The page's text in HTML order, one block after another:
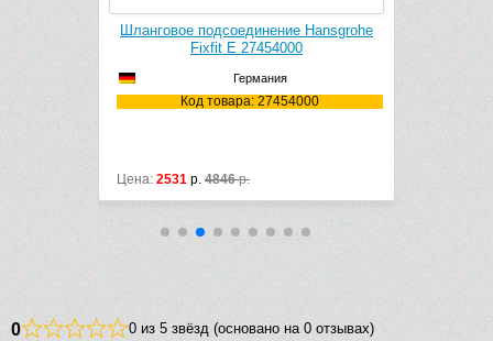
Шланговое подсоединение Hansgrohe
Fixfit E 27454000
Германия
Код товара: 27454000
Цена: 2531 р. 4846р.
0 0 из 5 звёзд (основано на 0 отзывах)